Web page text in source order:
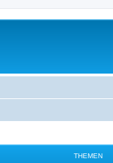
THEMEN